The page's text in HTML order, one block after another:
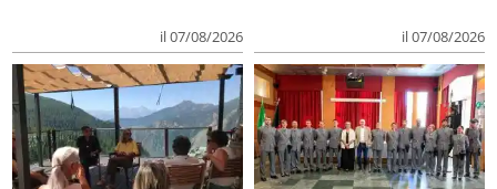
il 07/08/2026 il 07/08/2026